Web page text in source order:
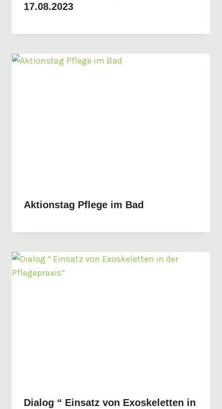
17.08.2023
Aktionstag Pflege im Bad
Dialog “ Einsatz von Exoskeletten in